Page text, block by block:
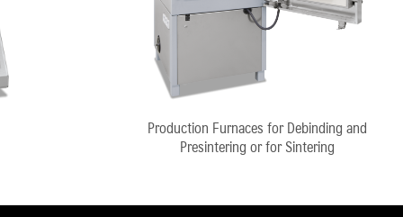
Production Furnaces for Debinding and
Presintering or for Sintering